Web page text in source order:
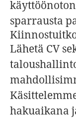
sparrausta
Lähetä CV
hakuaikana